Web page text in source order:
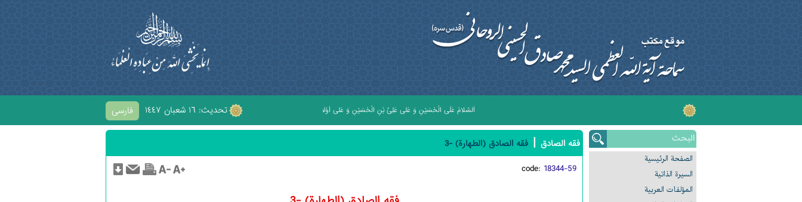
فارسی تحديث: ١٦ شعبان ١٤٤٧ اَلسَّلامُ عَلَى الْحُسَيْنِ وَ عَلى عَلِىِّ بْنِ الْحُسَيْنِ وَ عَلى اَوْلادِ الْحُسَيْنِ وَ عَلى اَصْحابِ الْحُسَيْنِ
الصفحة الرئیسیة
السیرة الذاتیة
المؤلفات العربیة
فقه الصادق | فقه الصادق (الطهارة) -3
code: 18344-59